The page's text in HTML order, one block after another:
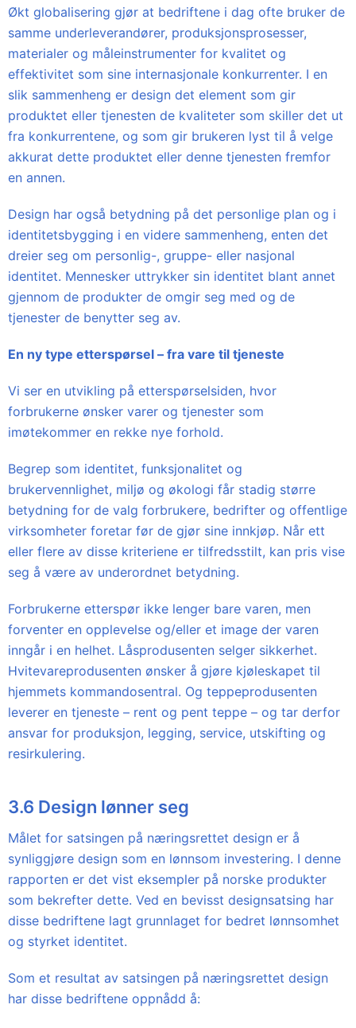
Økt globalisering gjør at bedriftene i dag ofte bruker de
samme underleverandører, produksjonsprosesser,
materialer og måleinstrumenter for kvalitet og
effektivitet som sine internasjonale konkurrenter. I en
slik sammenheng er design det element som gir
produktet eller tjenesten de kvaliteter som skiller det ut
fra konkurrentene, og som gir brukeren lyst til å velge
akkurat dette produktet eller denne tjenesten fremfor
en annen.
Design har også betydning på det personlige plan og i
identitetsbygging i en videre sammenheng, enten det
dreier seg om personlig-, gruppe- eller nasjonal
identitet. Mennesker uttrykker sin identitet blant annet
gjennom de produkter de omgir seg med og de
tjenester de benytter seg av.
En ny type etterspørsel – fra vare til tjeneste
Vi ser en utvikling på etterspørselsiden, hvor
forbrukerne ønsker varer og tjenester som
imøtekommer en rekke nye forhold.
Begrep som identitet, funksjonalitet og
brukervennlighet, miljø og økologi får stadig større
betydning for de valg forbrukere, bedrifter og offentlige
virksomheter foretar før de gjør sine innkjøp. Når ett
eller flere av disse kriteriene er tilfredsstilt, kan pris vise
seg å være av underordnet betydning.
Forbrukerne etterspør ikke lenger bare varen, men
forventer en opplevelse og/eller et image der varen
inngår i en helhet. Låsprodusenten selger sikkerhet.
Hvitevareprodusenten ønsker å gjøre kjøleskapet til
hjemmets kommandosentral. Og teppeprodusenten
leverer en tjeneste – rent og pent teppe – og tar derfor
ansvar for produksjon, legging, service, utskifting og
resirkulering.
3.6 Design lønner seg
Målet for satsingen på næringsrettet design er å
synliggjøre design som en lønnsom investering. I denne
rapporten er det vist eksempler på norske produkter
som bekrefter dette. Ved en bevisst designsatsing har
disse bedriftene lagt grunnlaget for bedret lønnsomhet
og styrket identitet.
Som et resultat av satsingen på næringsrettet design
har disse bedriftene oppnådd å: